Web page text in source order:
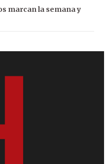
marcan la semana y